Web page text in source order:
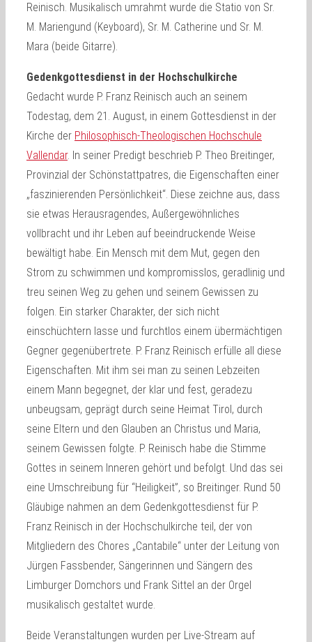
Reinisch. Musikalisch umrahmt wurde die Statio von Sr.
M. Mariengund (Keyboard), Sr. M. Catherine und Sr. M.
Mara (beide Gitarre).
Gedenkgottesdienst in der Hochschulkirche
Gedacht wurde P. Franz Reinisch auch an seinem
Todestag, dem 21. August, in einem Gottesdienst in der
Kirche der Philosophisch-Theologischen Hochschule
Vallendar. In seiner Predigt beschrieb P. Theo Breitinger,
Provinzial der Schönstattpatres, die Eigenschaften einer
„faszinierenden Persönlichkeit“. Diese zeichne aus, dass
sie etwas Herausragendes, Außergewöhnliches
vollbracht und ihr Leben auf beeindruckende Weise
bewältigt habe. Ein Mensch mit dem Mut, gegen den
Strom zu schwimmen und kompromisslos, geradlinig und
treu seinen Weg zu gehen und seinem Gewissen zu
folgen. Ein starker Charakter, der sich nicht
einschüchtern lasse und furchtlos einem übermächtigen
Gegner gegenübertrete. P. Franz Reinisch erfülle all diese
Eigenschaften. Mit ihm sei man zu seinen Lebzeiten
einem Mann begegnet, der klar und fest, geradezu
unbeugsam, geprägt durch seine Heimat Tirol, durch
seine Eltern und den Glauben an Christus und Maria,
seinem Gewissen folgte. P. Reinisch habe die Stimme
Gottes in seinem Inneren gehört und befolgt. Und das sei
eine Umschreibung für “Heiligkeit”, so Breitinger. Rund 50
Gläubige nahmen an dem Gedenkgottesdienst für P.
Franz Reinisch in der Hochschulkirche teil, der von
Mitgliedern des Chores „Cantabile“ unter der Leitung von
Jürgen Fassbender, Sängerinnen und Sängern des
Limburger Domchors und Frank Sittel an der Orgel
musikalisch gestaltet wurde.
Beide Veranstaltungen wurden per Live-Stream auf